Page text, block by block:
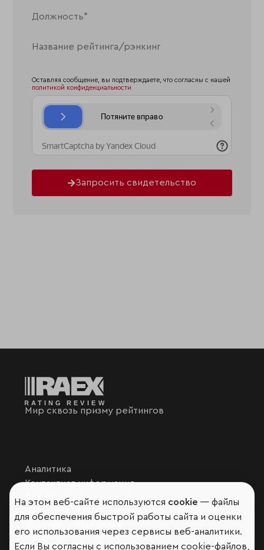
Оставляя сообщение, вы подтверждаете, что согласны с нашей
политикой конфиденциальности
Запросить свидетельство
Мир сквозь призму рейтингов
Аналитика
Контактная информация
Подписаться на рассылку
Обратная связь
Мы в социальных сетях и мессенджерах
На этом веб-сайте используются cookie — файлы
для обеспечения быстрой работы сайта и оценки
его использования через сервисы веб-аналитики.
Если Вы согласны с использованием cookie-файлов,